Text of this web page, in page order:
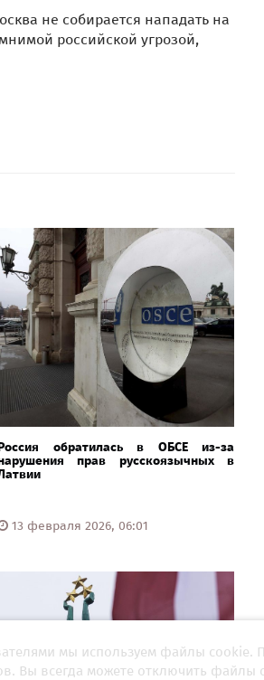
не собирается нападать на
российской угрозой,
обратилась в ОБСЕ из-за
прав русскоязычных в
13 февраля 2026, 06:01
мы используем файлы cookie.
Вы всегда можете отключить файлы